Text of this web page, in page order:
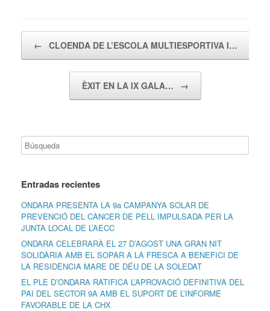
← CLOENDA DE L’ESCOLA MULTIESPORTIVA I…
ÈXIT EN LA IX GALA… →
Entradas recientes
ONDARA PRESENTA LA 9a CAMPANYA SOLAR DE
PREVENCIÓ DEL CÀNCER DE PELL IMPULSADA PER LA
JUNTA LOCAL DE L’AECC
ONDARA CELEBRARÀ EL 27 D’AGOST UNA GRAN NIT
SOLIDÀRIA AMB EL SOPAR A LA FRESCA A BENEFICI DE
LA RESIDÈNCIA MARE DE DÉU DE LA SOLEDAT
EL PLE D’ONDARA RATIFICA L’APROVACIÓ DEFINITIVA DEL
PAI DEL SECTOR 9A AMB EL SUPORT DE L’INFORME
FAVORABLE DE LA CHX